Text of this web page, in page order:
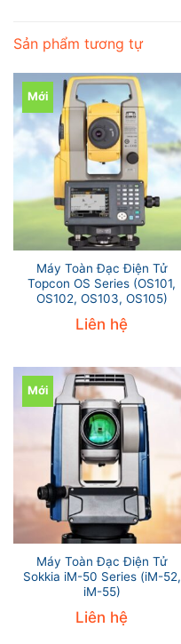
Sản phẩm tương tự
Mới
Máy Toàn Đạc Điện Tử
Topcon OS Series (OS101,
OS102, OS103, OS105)
Liên hệ
Mới
Máy Toàn Đạc Điện Tử
Sokkia iM-50 Series (iM-52,
iM-55)
Liên hệ